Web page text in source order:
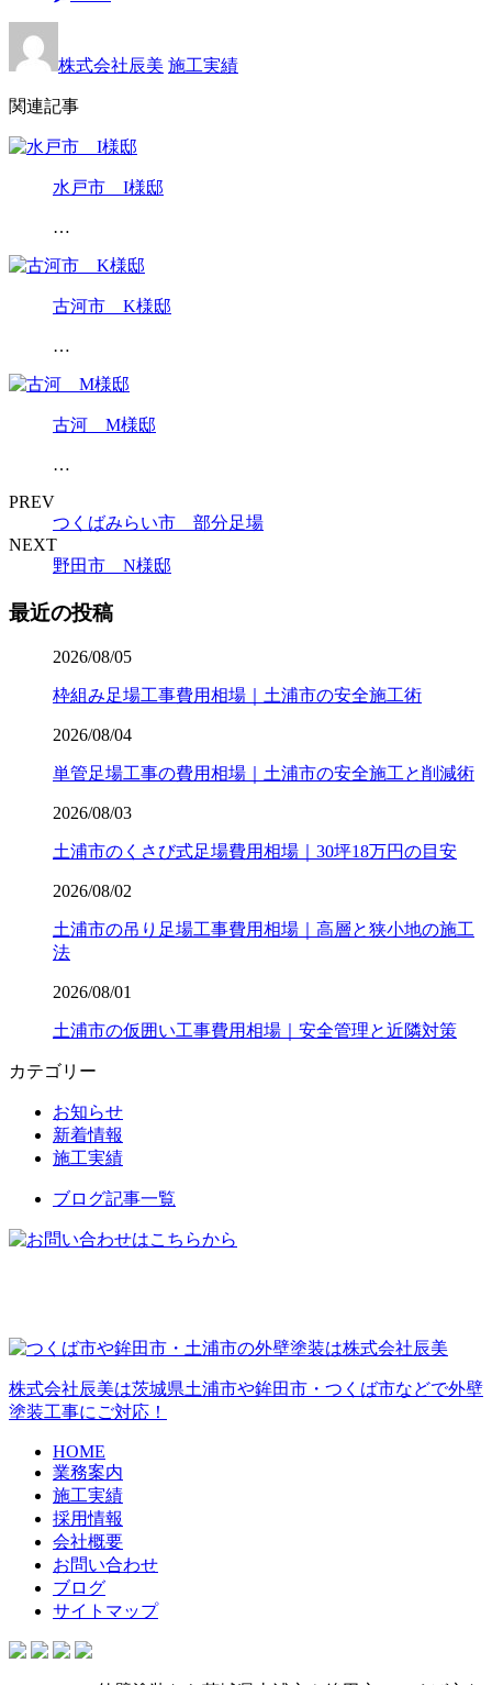
株式会社辰美 施工実績
関連記事
水戸市 I様邸
…
古河市 K様邸
…
古河 M様邸
…
PREV
つくばみらい市 部分足場
NEXT
野田市 N様邸
最近の投稿
2026/08/05
枠組み足場工事費用相場｜土浦市の安全施工術
2026/08/04
単管足場工事の費用相場｜土浦市の安全施工と削減術
2026/08/03
土浦市のくさび式足場費用相場｜30坪18万円の目安
2026/08/02
土浦市の吊り足場工事費用相場｜高層と狭小地の施工
法
2026/08/01
土浦市の仮囲い工事費用相場｜安全管理と近隣対策
カテゴリー
お知らせ
新着情報
施工実績
ブログ記事一覧
株式会社辰美は茨城県土浦市や鉾田市・つくば市などで外壁
塗装工事にご対応！
HOME
業務案内
施工実績
採用情報
会社概要
お問い合わせ
ブログ
サイトマップ